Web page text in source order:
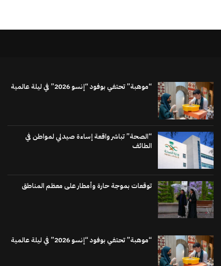
“موهبة” تحتفي بوفود “إنسو 2026” في ليلة عالمية
“الصحة” تباشر واقعة إساءة صيدلي لمواطن في
الطائف
توقعات بموجة حارة وأمطار على معظم المناطق
“موهبة” تحتفي بوفود “إنسو 2026” في ليلة عالمية